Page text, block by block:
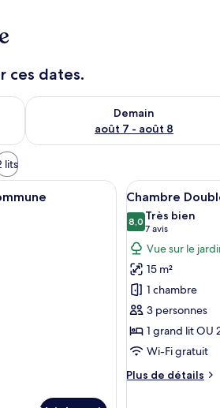
ces dates.
août 6 - août 7
Demain
août 7 - août 8
Vérifier la disponibilité pour
lits
d’hôtel avec deux lits simples, un
Afficher
toutes
les
photos
pour
ce
type
de
chambre :
Chambre
Double
15
Chambre
8,08,0 sur 10
Très bien
7 avis
(7 avis)
Vue sur le
15 m²
1 chambre
3 personnes
1 grand lit OU
Wi-Fi gratuit
Plus de détails
Plus